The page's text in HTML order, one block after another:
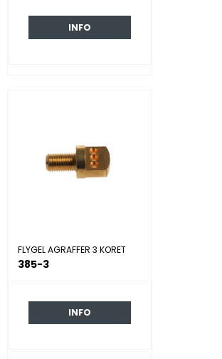
INFO
FLYGEL AGRAFFER 3 KORET
385-3
INFO